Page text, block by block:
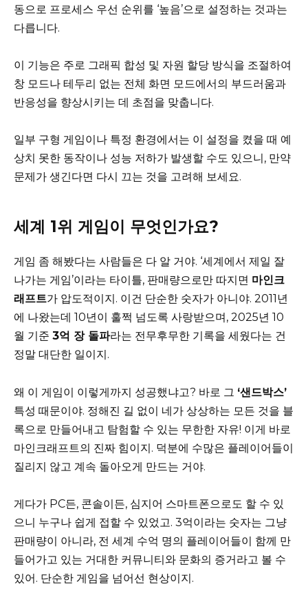
동으로 프로세스 우선 순위를 ‘높음’으로 설정하는 것과는
다릅니다.
이 기능은 주로 그래픽 합성 및 자원 할당 방식을 조절하여
창 모드나 테두리 없는 전체 화면 모드에서의 부드러움과
반응성을 향상시키는 데 초점을 맞춥니다.
일부 구형 게임이나 특정 환경에서는 이 설정을 켰을 때 예
상치 못한 동작이나 성능 저하가 발생할 수도 있으니, 만약
문제가 생긴다면 다시 끄는 것을 고려해 보세요.
세계 1위 게임이 무엇인가요?
게임 좀 해봤다는 사람들은 다 알 거야. ‘세계에서 제일 잘
나가는 게임’이라는 타이틀, 판매량으로만 따지면 마인크
래프트가 압도적이지. 이건 단순한 숫자가 아니야. 2011년
에 나왔는데 10년이 훌쩍 넘도록 사랑받으며, 2025년 10
월 기준 3억 장 돌파라는 전무후무한 기록을 세웠다는 건
정말 대단한 일이지.
왜 이 게임이 이렇게까지 성공했냐고? 바로 그 ‘샌드박스’
특성 때문이야. 정해진 길 없이 네가 상상하는 모든 것을 블
록으로 만들어내고 탐험할 수 있는 무한한 자유! 이게 바로
마인크래프트의 진짜 힘이지. 덕분에 수많은 플레이어들이
질리지 않고 계속 돌아오게 만드는 거야.
게다가 PC든, 콘솔이든, 심지어 스마트폰으로도 할 수 있
으니 누구나 쉽게 접할 수 있었고. 3억이라는 숫자는 그냥
판매량이 아니라, 전 세계 수억 명의 플레이어들이 함께 만
들어가고 있는 거대한 커뮤니티와 문화의 증거라고 볼 수
있어. 단순한 게임을 넘어선 현상이지.